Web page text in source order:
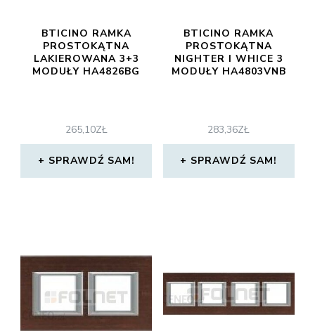
BTICINO RAMKA
PROSTOKĄTNA
LAKIEROWANA 3+3
MODUŁY HA4826BG
265,10ZŁ
SPRAWDŹ SAM!
BTICINO RAMKA
PROSTOKĄTNA
NIGHTER I WHICE 3
MODUŁY HA4803VNB
283,36ZŁ
SPRAWDŹ SAM!